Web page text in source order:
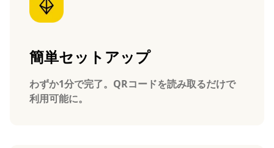
簡単セットアップ
わずか1分で完了。QRコードを読み取るだけで
利用可能に。